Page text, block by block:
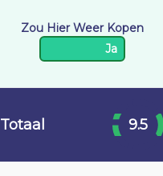
Zou Hier Weer Kopen
Ja
Totaal 9.5